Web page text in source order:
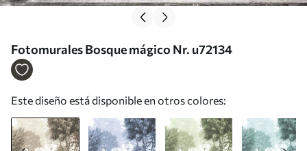
Fotomurales Bosque mágico Nr. u72134
Este diseño está disponible en otros colores: